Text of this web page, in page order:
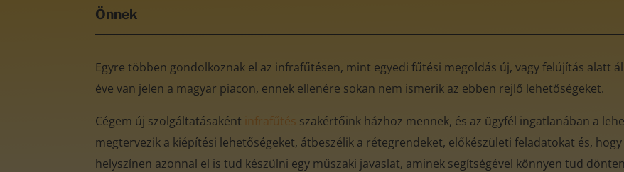
Önnek
Egyre többen gondolkoznak el az infrafűtésen, mint egyedi fűtési megoldás új, vagy felújítás alatt
éve van jelen a magyar piacon, ennek ellenére sokan nem ismerik az ebben rejlő lehetőségeket.
Cégem új szolgáltatásaként infrafűtés szakértőink házhoz mennek, és az ügyfél ingatlanában a
megtervezik a kiépítési lehetőségeket, átbeszélik a rétegrendeket, előkészületi feladatokat és,
helyszínen azonnal el is tud készülni egy műszaki javaslat, aminek segítségével könnyen tud